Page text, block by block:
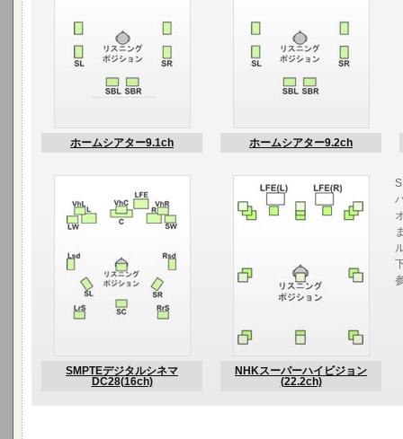
ホームシアター9.1ch ホームシアター9.2ch
SMPTEデジタルシネマ
DC28(16ch)
NHKスーパーハイビジョン
(22.2ch)